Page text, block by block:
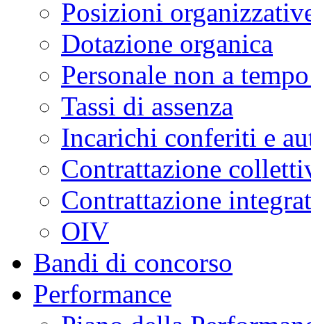
Posizioni
Dotazione organica
Personale non a
Tassi di assenza
Incarichi conferiti e
Contrattazione
Contrattazione
OIV
Bandi di concorso
Performance